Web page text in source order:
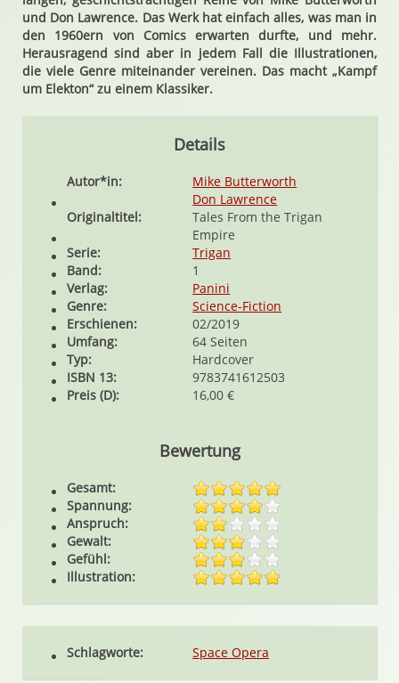
und Don Lawrence. Das Werk hat einfach alles, was man in
den 1960ern von Comics erwarten durfte, und mehr.
Herausragend sind aber in jedem Fall die Illustrationen,
die viele Genre miteinander vereinen. Das macht „Kampf
um Elekton“ zu einem Klassiker.
Details
Autor*in:
Mike Butterworth
Don Lawrence
Originaltitel:
Tales From the Trigan
Empire
Serie:
Trigan
Band:
1
Verlag:
Panini
Genre:
Science-Fiction
Erschienen:
02/2019
Umfang:
64 Seiten
Typ:
Hardcover
ISBN 13:
9783741612503
Preis (D):
16,00 €
Bewertung
Gesamt:
Spannung:
Anspruch:
Gewalt:
Gefühl:
Illustration:
Schlagworte: Space Opera